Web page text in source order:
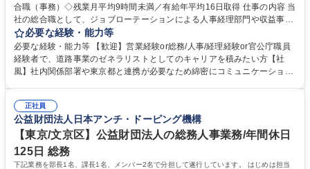
合職（事務）◇残業月平均9時間未満／有給年平均16日取得 仕事の内容 当
社の総合職として、ジョブローテーションによる人事経理部門や収益事業
等のフロント部門の部署等幅広い部署での業務をお任せいたします。研修
制度やキャリア支援が充実しております！ ※下記業務詳細 【業務詳細】■
管理部門：広報、人事、経理など当公社の運営に係る管理業務 ■収益部
門：駐車場の新規開拓、管理運営、新宿駅西口広場の「イベントコーナ
道路施設や道路工事現場の見学ツアー事業 ※入社後は上記いずれかの部門
へ配属。※業務内容変更の範囲：会社の定める業務 募集職種 【都庁グル
ープ】総合職（事務）◇残業月平均9時間未満／有給年平均16日取得
必要な経験・能力等
必要な経験・能力等 【歓迎】営業経験or総務/人事/経理経験or官公庁職員
経験者で、道路事業のゼネラリストとしてのキャリアを積みたい方【社
風】社内関係部署や東京都と連携が必要なため綿密にコミュニケーション
部門など多岐に渡る業務を経験できます。 ■様々なプロジェクト：駐車場
事業の他、新宿駅西口広場内に設置された照明を兼ねた広告「ブライトサ
イン」の管理運営を行うなど、事業収益を生み出す活動を積極的に行って
います。 学歴・資格 学歴：大学院 大学 高専 短大 専修学校 高校 語学力：
資格：
正社員
公益財団法人日本アンチ・ドーピング機構
【東京/文京区】公益財団法人の総務人事業務/年間休日
125日 総務
下記業務を部長1名、課長1名、メンバー2名で分担して遂行しています。 はじめは担当